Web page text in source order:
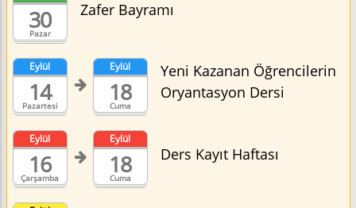
Pazar
30 Zafer Bayramı
Pazartesi
Eylül
14 Cuma
Eylül
18
Yeni Kazanan Öğrencilerin
Oryantasyon Dersi
Çarşamba
Eylül
16 Cuma
Eylül
18 Ders Kayıt Haftası